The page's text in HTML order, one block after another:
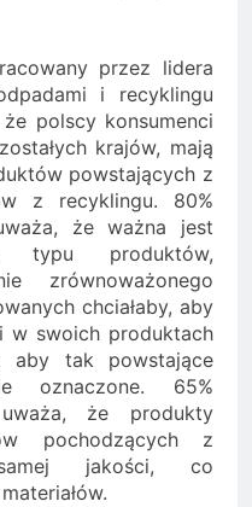
przez lidera
i recyklingu
polscy konsumenci
krajów, mają
powstających z
z recyklingu. 80%
że ważna jest
produktów,
zrównoważonego
chciałaby, aby
w swoich produktach
aby tak powstające
oznaczone. 65%
że produkty
pochodzących z
jakości, co